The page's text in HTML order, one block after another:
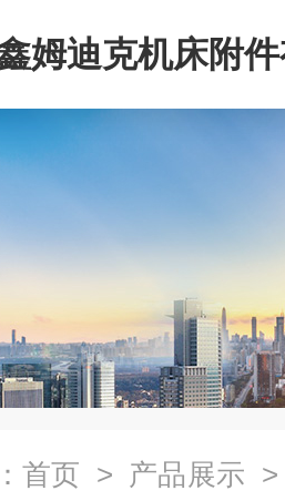
姆迪克机床附
首页 > 产品展示